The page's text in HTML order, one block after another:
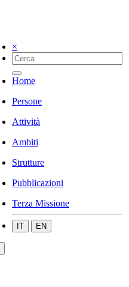
×
Home
Persone
Attività
Ambiti
Strutture
Pubblicazioni
Terza Missione
IT EN